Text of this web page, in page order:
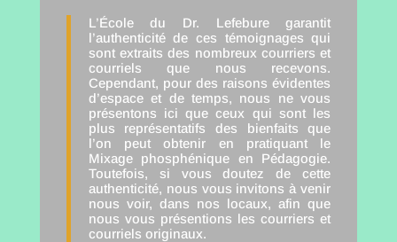
L’École du Dr. Lefebure garantit
l’authenticité de ces témoignages qui
sont extraits des nombreux courriers et
courriels que nous recevons.
Cependant, pour des raisons évidentes
d’espace et de temps, nous ne vous
présentons ici que ceux qui sont les
plus représentatifs des bienfaits que
l’on peut obtenir en pratiquant le
Mixage phosphénique en Pédagogie.
Toutefois, si vous doutez de cette
authenticité, nous vous invitons à venir
nous voir, dans nos locaux, afin que
nous vous présentions les courriers et
courriels originaux.